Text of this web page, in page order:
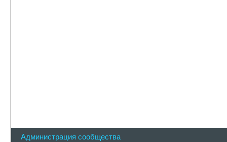
Администрация сообщества